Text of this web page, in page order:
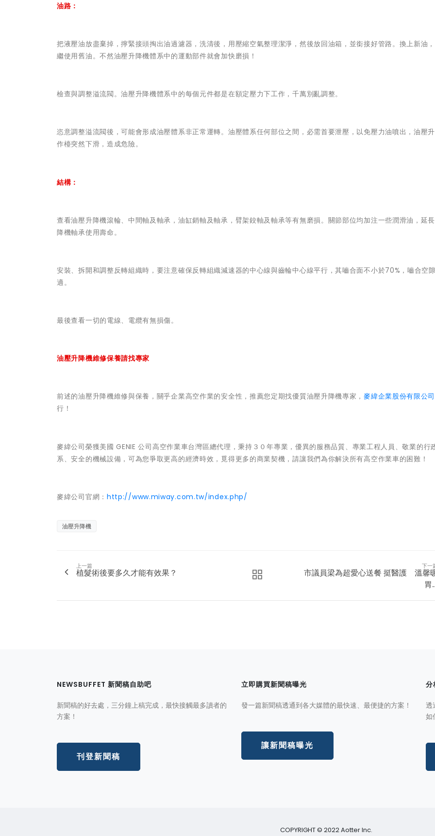
油路：
把液壓油放盡棄掉，擰緊接頭掏出油過濾器，洗清後，用壓縮空氣整理潔淨，然後放回油箱，並銜接好管路。換上新油
繼使用舊油。不然油壓升降機體系中的運動部件就會加快磨損！
檢查與調整溢流閥。油壓升降機體系中的每個元件都是在額定壓力下工作，千萬別亂調整。
恣意調整溢流閥後，可能會形成油壓體系非正常運轉。油壓體系任何部位之間，必需首要泄壓，以免壓力油噴出，油壓
作檯突然下滑，造成危險。
結構：
查看油壓升降機滾輪、中間軸及軸承，油缸銷軸及軸承，臂架鉸軸及軸承等有無磨損。關節部位均加注一些潤滑油，延
降機軸承使用壽命。
安裝、拆開和調整反轉組織時，要注意確保反轉組織減速器的中心線與齒輪中心線平行，其嚙合面不小於70%，嚙合空
適。
最後查看一切的電線、電纜有無損傷。
油壓升降機維修保養請找專家
前述的油壓升降機維修與保養，關乎企業高空作業的安全性，推薦您定期找優質油壓升降機專家，麥緯企業股份有限公司
行！
麥緯公司榮獲美國 GENIE 公司高空作業車台灣區總代理，秉持３０年專業，優異的服務品質、專業工程人員、敬業的行
系、安全的機械設備，可為您爭取更高的經濟時效，覓得更多的商業契機，請讓我們為你解決所有高空作業車的困難！
麥緯公司官網： http://www.miway.com.tw/index.php/
油壓升降機
上一篇
植髮術後要多久才能有效果？
下一
市議員梁為超愛心送餐 挺醫護 溫馨
胃
NEWSBUFFET 新聞稿自助吧
新聞稿的好去處，三分鐘上稿完成，最快接觸最多讀者的
方案！
刊登新聞稿
立即購買新聞稿曝光
發一篇新聞稿透通到各大媒體的最快速、最便捷的方案！
讓新聞稿曝光
分
透
如
COPYRIGHT © 2022 Aotter Inc.